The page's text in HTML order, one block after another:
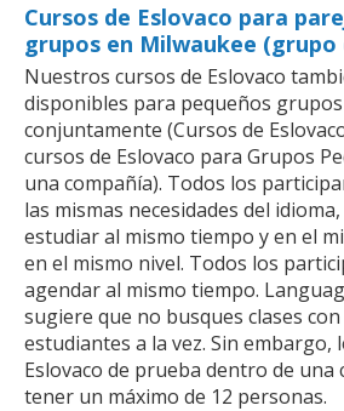
Cursos de Eslovaco para
grupos en Milwaukee (grupo
Nuestros cursos de Eslovaco
disponibles para pequeños
conjuntamente (Cursos de
cursos de Eslovaco para Grupos
una compañía). Todos los
las mismas necesidades del
estudiar al mismo tiempo y en el
en el mismo nivel. Todos los
agendar al mismo tiempo.
sugiere que no busques clases con
estudiantes a la vez. Sin embargo,
Eslovaco de prueba dentro de una
tener un máximo de 12 personas.